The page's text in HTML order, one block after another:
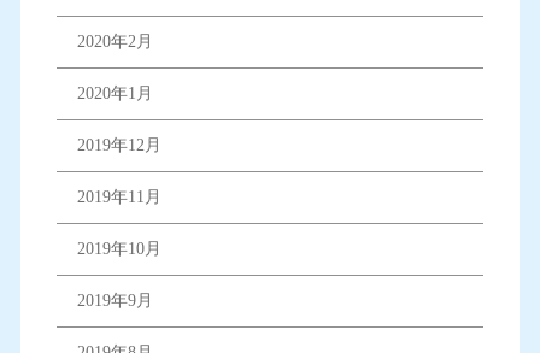
2020年2月
2020年1月
2019年12月
2019年11月
2019年10月
2019年9月